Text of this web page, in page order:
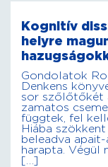
Kognitív
helyre
Gondolatok
Denkens
sor szőlőtőkét
zamatos
függtek, fel
Hiába
beleadva
harapta. Végül
[…]